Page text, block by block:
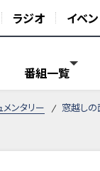
ラジオ イベ
番組一覧
メンタリー 窓越しの